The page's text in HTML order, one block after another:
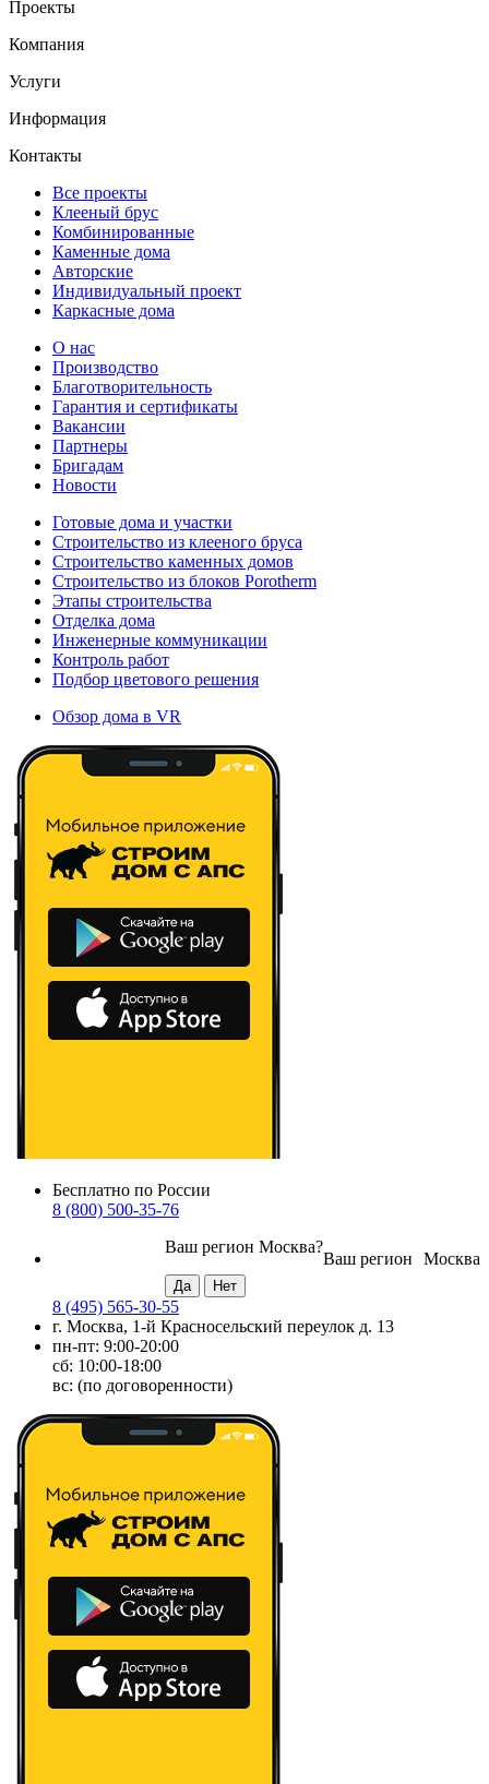
Проекты
Компания
Услуги
Информация
Контакты
Все проекты
Клееный брус
Комбинированные
Каменные дома
Авторские
Индивидуальный проект
Каркасные дома
О нас
Производство
Благотворительность
Гарантия и сертификаты
Вакансии
Партнеры
Бригадам
Новости
Готовые дома и участки
Строительство из клееного бруса
Строительство каменных домов
Строительство из блоков Porotherm
Этапы строительства
Отделка дома
Инженерные коммуникации
Контроль работ
Подбор цветового решения
Обзор дома в VR
Бесплатно по России
8 (800) 500-35-76
Москва
Ваш регион
Ваш регион Москва?
8 (495) 565-30-55
г. Москва, 1-й Красносельский переулок д. 13
пн-пт: 9:00-20:00
сб: 10:00-18:00
вс: (по договоренности)